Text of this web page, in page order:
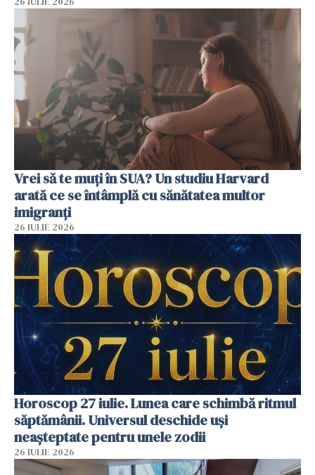
Vrei să te muți în SUA? Un studiu Harvard
arată ce se întâmplă cu sănătatea multor
imigranți
26 IULIE 2026
Horoscop 27 iulie. Lunea care schimbă ritmul
săptămânii. Universul deschide uși
neașteptate pentru unele zodii
26 IULIE 2026